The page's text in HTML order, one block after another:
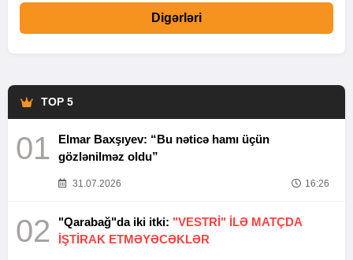
Digərləri
TOP 5
01
Elmar Baxşıyev: “Bu nəticə hamı üçün
gözlənilməz oldu”
31.07.2026 16:26
02 "Qarabağ"da iki itki: "VESTRİ" İLƏ MATÇDA
İŞTİRAK ETMƏYƏCƏKLƏR